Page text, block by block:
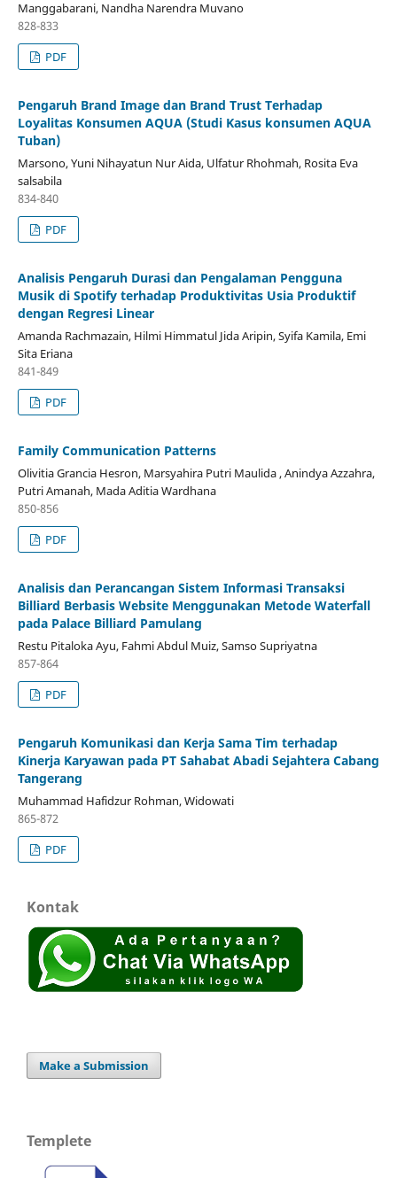
Manggabarani, Nandha Narendra Muvano
828-833
PDF
Pengaruh Brand Image dan Brand Trust Terhadap
Loyalitas Konsumen AQUA (Studi Kasus konsumen AQUA
Tuban)
Marsono, Yuni Nihayatun Nur Aida, Ulfatur Rhohmah, Rosita Eva
salsabila
834-840
PDF
Analisis Pengaruh Durasi dan Pengalaman Pengguna
Musik di Spotify terhadap Produktivitas Usia Produktif
dengan Regresi Linear
Amanda Rachmazain, Hilmi Himmatul Jida Aripin, Syifa Kamila, Emi
Sita Eriana
841-849
PDF
Family Communication Patterns
Olivitia Grancia Hesron, Marsyahira Putri Maulida , Anindya Azzahra,
Putri Amanah, Mada Aditia Wardhana
850-856
PDF
Analisis dan Perancangan Sistem Informasi Transaksi
Billiard Berbasis Website Menggunakan Metode Waterfall
pada Palace Billiard Pamulang
Restu Pitaloka Ayu, Fahmi Abdul Muiz, Samso Supriyatna
857-864
PDF
Pengaruh Komunikasi dan Kerja Sama Tim terhadap
Kinerja Karyawan pada PT Sahabat Abadi Sejahtera Cabang
Tangerang
Muhammad Hafidzur Rohman, Widowati
865-872
PDF
Kontak
Make a Submission
Templete